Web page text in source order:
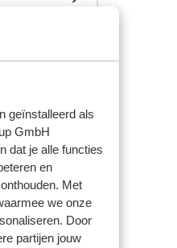
geïnstalleerd als
GmbH
dat je alle functies
en
Met
we onze
Door
partijen jouw